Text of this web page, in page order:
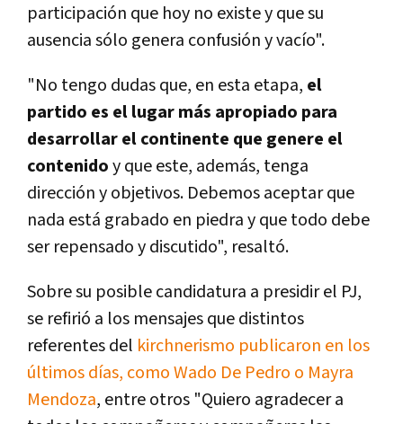
participación que hoy no existe y que su
ausencia sólo genera confusión y vacío".
"No tengo dudas que, en esta etapa, el
partido es el lugar más apropiado para
desarrollar el continente que genere el
contenidoy que este, además, tenga
dirección y objetivos. Debemos aceptar que
nada está grabado en piedra y que todo debe
ser repensado y discutido", resaltó.
Sobre su posible candidatura a presidir el PJ,
se refirió a los mensajes que distintos
referentes del kirchnerismo publicaron en los
últimos días, como Wado De Pedro o Mayra
Mendoza, entre otros "Quiero agradecer a